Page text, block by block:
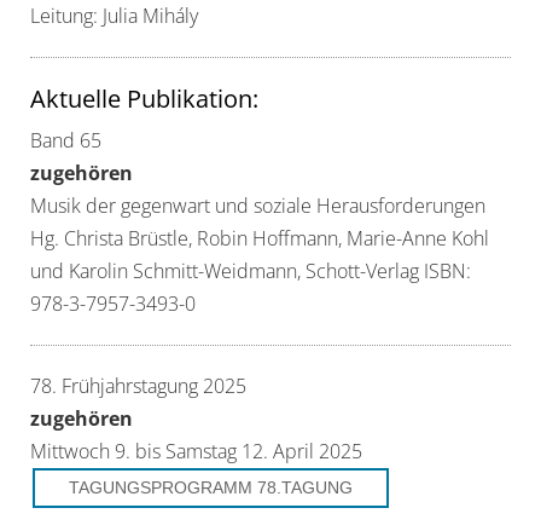
Leitung: Julia Mihály
Aktuelle Publikation:
Band 65
zugehören
Musik der gegenwart und soziale Herausforderungen
Hg. Christa Brüstle, Robin Hoffmann, Marie-Anne Kohl
und Karolin Schmitt-Weidmann, Schott-Verlag ISBN:
978-3-7957-3493-0
78. Frühjahrstagung 2025
zugehören
Mittwoch 9. bis Samstag 12. April 2025
TAGUNGSPROGRAMM 78.TAGUNG